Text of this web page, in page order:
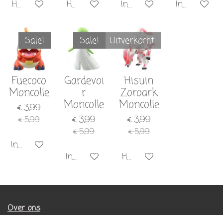
Houd mij op de hoogteHoud mij op de hoogte
In winkelwagen
In
Sale!
Fuecoco
Moncolle
€ 3,99
€ 5,99
In winkelwagen
Sale!
Gardevoi
r
Moncolle
€ 3,99
€ 5,99
In winkelwagen
Uitverkocht
Hisuin
Zoroark
Moncolle
€ 3,99
€ 5,99
Houd mij op de hoogte
Over ons